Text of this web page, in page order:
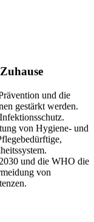
und die
gestärkt werden.
von Hygiene- und
und die WHO die
von